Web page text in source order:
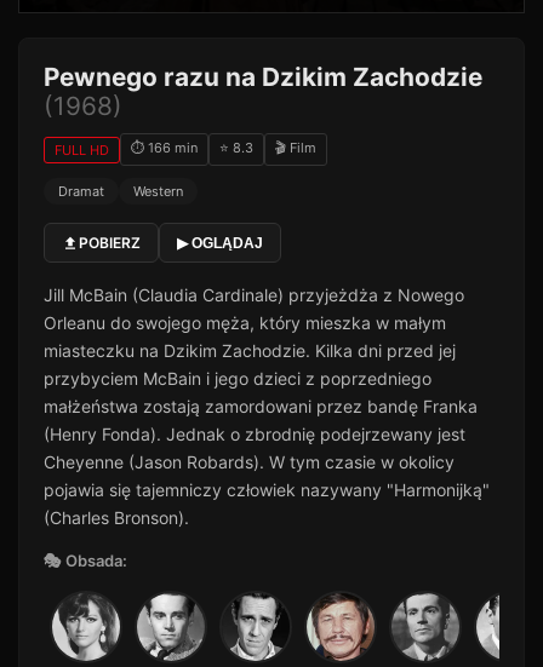
Pewnego razu na Dzikim Zachodzie
(1968)
FULL HD ⏱ 166 min ⭐ 8.3 🎬 Film
Dramat Western
POBIERZ ▶ OGLĄDAJ
Jill McBain (Claudia Cardinale) przyjeżdża z Nowego
Orleanu do swojego męża, który mieszka w małym
miasteczku na Dzikim Zachodzie. Kilka dni przed jej
przybyciem McBain i jego dzieci z poprzedniego
małżeństwa zostają zamordowani przez bandę Franka
(Henry Fonda). Jednak o zbrodnię podejrzewany jest
Cheyenne (Jason Robards). W tym czasie w okolicy
pojawia się tajemniczy człowiek nazywany "Harmonijką"
(Charles Bronson).
🎭 Obsada: